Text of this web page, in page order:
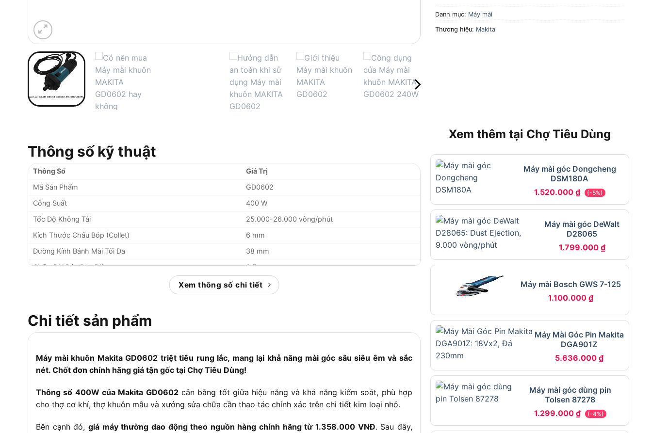
Danh mục: Máy mài
Thương hiệu: Makita
Thông số kỹ thuật
Thông Số
Giá Trị
Mã Sản Phẩm
GD0602
Công Suất
400 W
Tốc Độ Không Tải
25.000-26.000 vòng/phút
Kích Thước Chấu Bóp (Collet)
6 mm
Đường Kính Bánh Mài Tối Đa
38 mm
Chiều Dài Dây Dẫn Điện
2,5 m
73-75 dB(A)
Trọng Lượng (Không Tính Dây)
Xem thông số chi tiết
Chi tiết sản phẩm
Máy mài khuôn Makita GD0602 triệt tiêu rung lắc, mang lại khả năng mài góc sâu siêu êm và sắc
nét. Chốt đơn chính hãng giá tận gốc tại Chợ Tiêu Dùng!
Thông số 400W của Makita GD0602cân bằng tốt giữa hiệu năng và khả năng kiểm soát, phù hợp
cho thợ cơ khí, thợ khuôn mẫu và xưởng sửa chữa cần thao tác chính xác trên chi tiết kim loại nhỏ.
Bên cạnh đó, giá máy thường dao động theo nguồn hàng chính hãng từ 1.358.000 VNĐ. Sau đây,
Xem thêm tại Chợ Tiêu Dùng
Máy mài góc Dongcheng
DSM180A
1.520.000 ₫ (-5%)
Máy mài góc DeWalt
D28065
1.799.000 ₫
Máy mài Bosch GWS 7-125
1.100.000₫
Máy Mài Góc Pin Makita
DGA901Z
5.636.000 ₫
Máy mài góc dùng pin
Tolsen 87278
1.299.000 ₫ (-4%)